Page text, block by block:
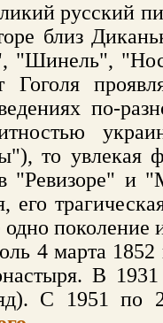
русский
близ
"Шинель",
Гоголя
по-
то увлекая
"Ревизоре" и
его
поколение
4 марта 1852
В
С 1951 по